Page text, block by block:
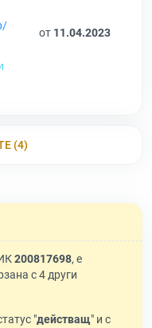
от 11.04.2023
(4)
200817698, е
с 4 други
"действащ" и с